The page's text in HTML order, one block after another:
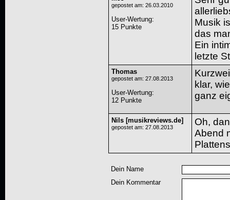
gepostet am: 26.03.2010
User-Wertung:
15 Punkte
Musik
das
Ein
letzte
Thomas
gepostet am: 27.08.2013
User-Wertung:
12 Punkte
klar,
ganz
Nils [musikreviews.de]
gepostet am: 27.08.2013
Oh,
Abend
Dein Name
Dein Kommentar